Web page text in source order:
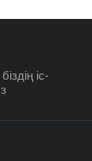
іс-